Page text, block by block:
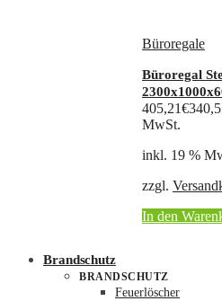
Büroregale
Büroregal
405,21€
MwSt.
inkl. 19 %
zzgl.
In den
Brandschutz
BRANDSCHUTZ
Feuerlöscher